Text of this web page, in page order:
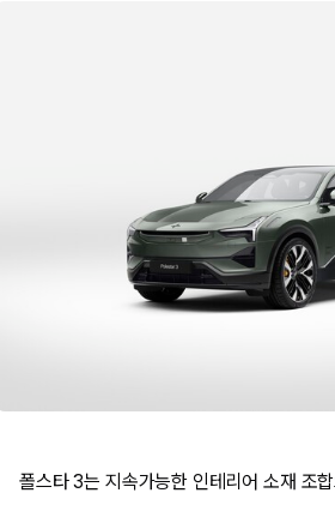
폴스타 3는 지속가능한 인테리어 소재 조